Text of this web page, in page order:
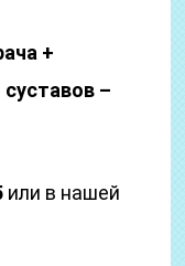
+
–
или в нашей